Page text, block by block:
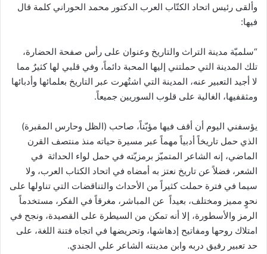
وألقى رئيس اتحاد الكتّاب العرب الدكتور محمد الحوراني كلمة قال
فيها:
“سلميّة مدينة التراث والتاريخ وعنوان على رأس صفحة الحضارة،
تلك المدينة التي حملتني إليها المحبة دائماً، وفي قلبي لها كثيرٌ مما
لا أجيد التعبير عنه، المدينة التي اشتُهرت عبر التاريخ بعلمائها وأدبائها
ومثقفيها، الغالية على قلوب السوريين جميعاً.
يؤسفني اليوم أن أقف فيها مؤبّناً، صاحب (الظل وحارس المقبرة)
الذي حمل تاريخاً أدبياً مهماً عبر مسيرة حياته منذ منتصف القرن
الماضي، إنه الشاعر المتميّز برمزيّته في حمل لواء الحداثة في
الشعر، فضلاً عن تاريخ نعتز به أمضاه في اتحاد الكتاب العرب، ولا
سيما في فترة حملت كثيراً من الأحداث والتناقضات التي تناولها على
نحوٍ مميز ومختلف، بعيداً عن المباشر، مغرقاً في الفكر، مستخدماً
الرمز والأسطورة، إلا أنه تمكن من السيطرة على القصيدة، ونجح في
امتلاك روحها ومفاتيح إدهاشها، وتحريضها في اتجاه فتنة اللغة، على
حد تعبير رفيق دربه وابن مدينته الشاعر علي الجندي.